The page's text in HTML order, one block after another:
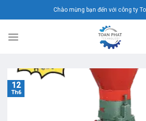
đến
dung
Chào mừng bạn đến với công ty
12
Th6